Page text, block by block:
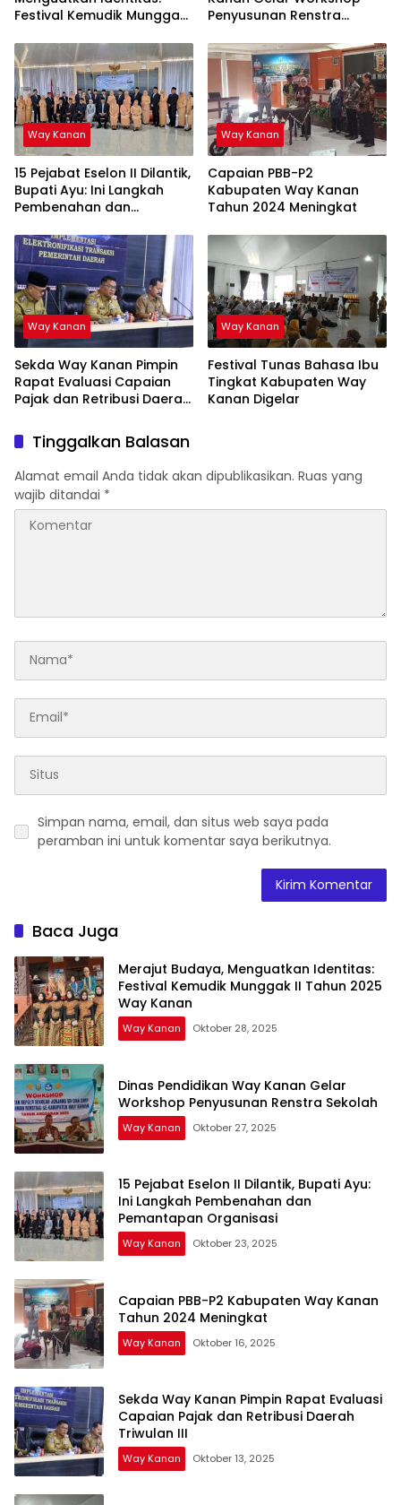
Festival Kemudik Munggak
Penyusunan Renstra
Way Kanan
15 Pejabat Eselon II Dilantik,
Bupati Ayu: Ini Langkah
Pembenahan dan
Way Kanan
Capaian PBB-P2
Kabupaten Way Kanan
Tahun 2024 Meningkat
Way Kanan
Sekda Way Kanan Pimpin
Rapat Evaluasi Capaian
Pajak dan Retribusi Daerah
Way Kanan
Festival Tunas Bahasa Ibu
Tingkat Kabupaten Way
Kanan Digelar
Tinggalkan Balasan
Alamat email Anda tidak akan dipublikasikan. Ruas yang
wajib ditandai *
Simpan nama, email, dan situs web saya pada
peramban ini untuk komentar saya berikutnya.
Baca Juga
Merajut Budaya, Menguatkan Identitas:
Festival Kemudik Munggak II Tahun 2025
Way Kanan
Way Kanan Oktober 28, 2025
Dinas Pendidikan Way Kanan Gelar
Workshop Penyusunan Renstra Sekolah
Way Kanan Oktober 27, 2025
15 Pejabat Eselon II Dilantik, Bupati Ayu:
Ini Langkah Pembenahan dan
Pemantapan Organisasi
Way Kanan Oktober 23, 2025
Capaian PBB-P2 Kabupaten Way Kanan
Tahun 2024 Meningkat
Way Kanan Oktober 16, 2025
Sekda Way Kanan Pimpin Rapat Evaluasi
Capaian Pajak dan Retribusi Daerah
Triwulan III
Way Kanan Oktober 13, 2025